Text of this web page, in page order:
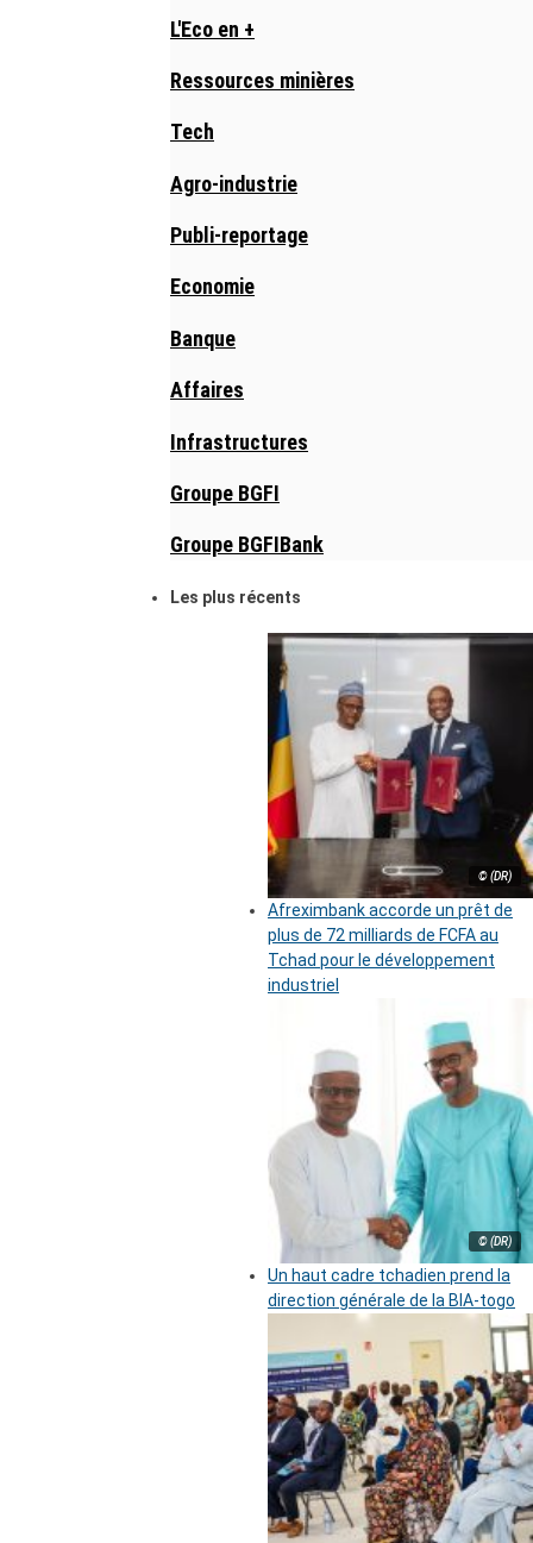
L'Eco en +
Ressources minières
Tech
Agro-industrie
Publi-reportage
Economie
Banque
Affaires
Infrastructures
Groupe BGFI
Groupe BGFIBank
Les plus récents
© (DR)
Afreximbank accorde un prêt de
plus de 72 milliards de FCFA au
Tchad pour le développement
industriel
© (DR)
Un haut cadre tchadien prend la
direction générale de la BIA-togo